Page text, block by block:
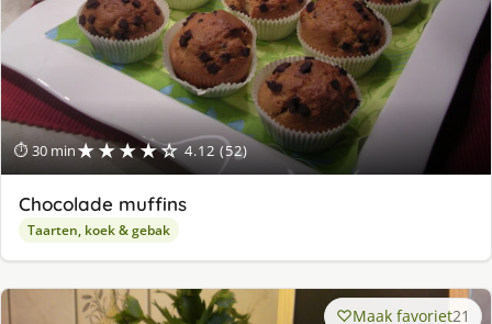
⏱ 30 min★★★★☆ 4.12 (52)
Chocolade muffins
Taarten, koek & gebak
Maak favoriet21